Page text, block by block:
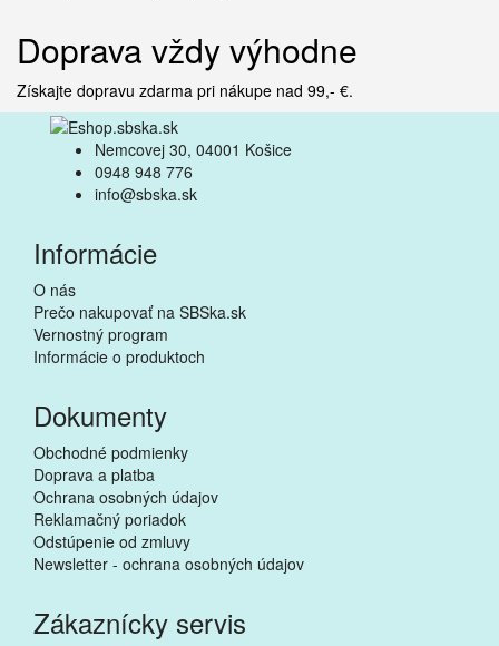
Doprava vždy výhodne
Získajte dopravu zdarma pri nákupe nad 99,- €.
Nemcovej 30, 04001 Košice
0948 948 776
info@sbska.sk
Informácie
O nás
Prečo nakupovať na SBSka.sk
Vernostný program
Informácie o produktoch
Dokumenty
Obchodné podmienky
Doprava a platba
Ochrana osobných údajov
Reklamačný poriadok
Odstúpenie od zmluvy
Newsletter - ochrana osobných údajov
Zákaznícky servis